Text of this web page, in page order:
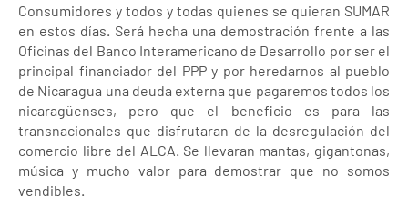
Consumidores y todos y todas quienes se quieran SUMAR
en estos días. Será hecha una demostración frente a las
Oficinas del Banco Interamericano de Desarrollo por ser el
principal financiador del PPP y por heredarnos al pueblo
de Nicaragua una deuda externa que pagaremos todos los
nicaragüenses, pero que el beneficio es para las
transnacionales que disfrutaran de la desregulación del
comercio libre del ALCA. Se llevaran mantas, gigantonas,
música y mucho valor para demostrar que no somos
vendibles.